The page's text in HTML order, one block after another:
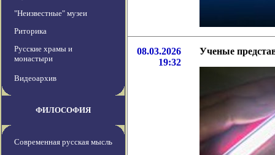
"Неизвестные" музеи
Риторика
Русские храмы и
монастыри
Видеоархив
ФИЛОСОФИЯ
Современная русская мысль
08.03.2026
19:32
Ученые